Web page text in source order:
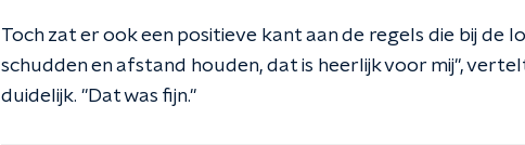
Toch zat er ook een positieve kant aan de regels die bij de
schudden en afstand houden, dat is heerlijk voor mij",
duidelijk. "Dat was fijn."